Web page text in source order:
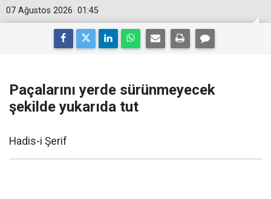
01:45
07 Ağustos 2026
Paçalarını yerde sürünmeyecek
şekilde yukarıda tut
Hadis-i Şerif